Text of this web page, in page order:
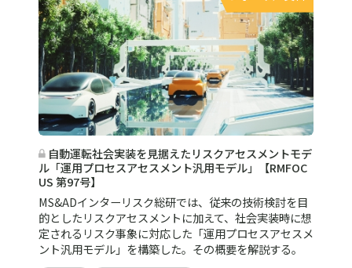
自動運転社会実装を見据えたリスクアセスメントモデ
ル「運用プロセスアセスメント汎用モデル」【RMFOC
US 第97号】
MS&ADインターリスク総研では、従来の技術検討を目
的としたリスクアセスメントに加えて、社会実装時に想
定されるリスク事象に対応した「運用プロセスアセスメ
ント汎用モデル」を構築した。その概要を解説する。